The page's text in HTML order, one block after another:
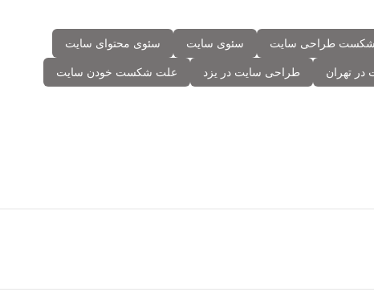
شکست طراحی سایت سئوی سایت سئوی محتوای سایت
تهران طراحی سایت در یزد علت شکست خودن سایت